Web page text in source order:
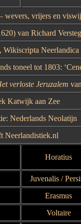
wevers, vrijers en
van Richard
Wikiscripta Neerlandica
toneel tot 1803:
verloste Jeruzalem
Katwijk aan Zee
Nederlands Neolatijn
Neerlandistiek.nl
Horatius
Juvenalis/
Erasmus
Voltaire